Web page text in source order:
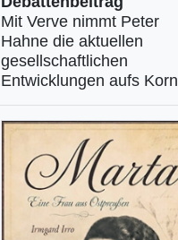
Mit Verve nimmt Peter
Hahne die aktuellen
gesellschaftlichen
Entwicklungen aufs Korn